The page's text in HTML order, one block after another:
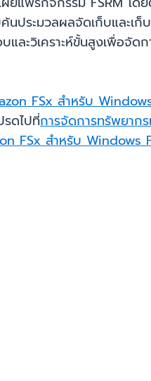
ประมวลผลจัดเก็บและเก็
ละวิเคราะห์ขั้นสูงเพื่อจัด
FSx สำหรับ
รดไปที่การจัดการทรัพยากร
FSx สำหรับ Windows